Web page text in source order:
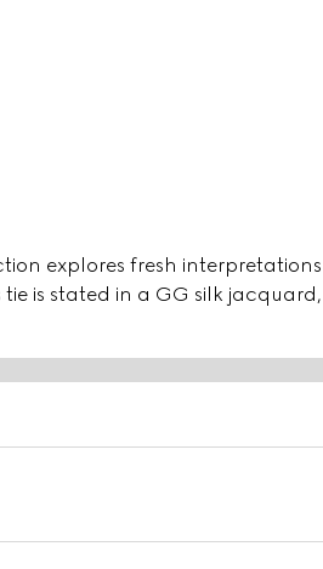
explores fresh
tie is stated in a GG silk